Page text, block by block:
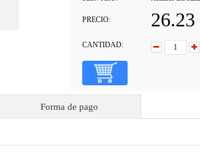
PRECIO: 26.23
CANTIDAD:
Forma de pago